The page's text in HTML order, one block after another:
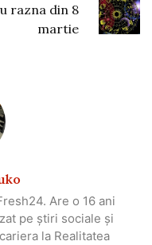
razna din 8
martie
Are o 16 ani
pe știri sociale și
la Realitatea